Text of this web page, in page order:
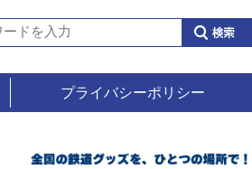
プライバシーポリシー